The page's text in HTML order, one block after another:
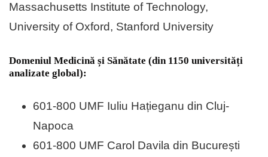
Massachusetts Institute of Technology,
University of Oxford, Stanford University
Domeniul Medicină și Sănătate (din 1150 universități
analizate global):
601-800 UMF Iuliu Hațieganu din Cluj-
Napoca
601-800 UMF Carol Davila din București